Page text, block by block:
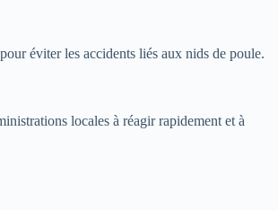
éviter les accidents liés aux nids de poule.
locales à réagir rapidement et à